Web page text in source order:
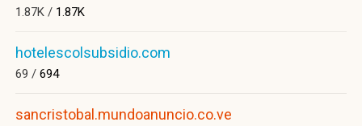
1.87K / 1.87K
hotelescolsubsidio.com
69 / 694
sancristobal.mundoanuncio.co.ve